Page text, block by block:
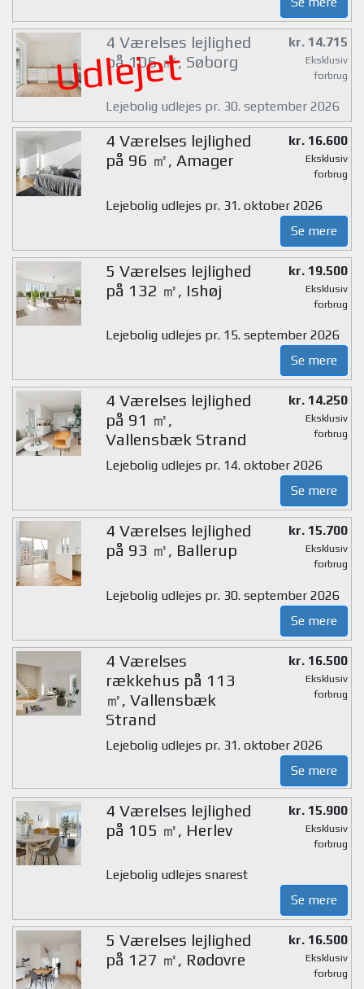
Udlejet
4 Værelses lejlighed
på 106 ㎡, Søborg
kr. 14.715
Eksklusiv
forbrug
Lejebolig udlejes pr. 30. september 2026
4 Værelses lejlighed
på 96 ㎡, Amager
kr. 16.600
Eksklusiv
forbrug
Lejebolig udlejes pr. 31. oktober 2026
Se mere
5 Værelses lejlighed
på 132 ㎡, Ishøj
kr. 19.500
Eksklusiv
forbrug
Lejebolig udlejes pr. 15. september 2026
Se mere
4 Værelses lejlighed
på 91 ㎡,
Vallensbæk Strand
kr. 14.250
Eksklusiv
forbrug
Lejebolig udlejes pr. 14. oktober 2026
Se mere
4 Værelses lejlighed
på 93 ㎡, Ballerup
kr. 15.700
Eksklusiv
forbrug
Lejebolig udlejes pr. 30. september 2026
Se mere
4 Værelses
rækkehus på 113
㎡, Vallensbæk
Strand
kr. 16.500
Eksklusiv
forbrug
Lejebolig udlejes pr. 31. oktober 2026
Se mere
4 Værelses lejlighed
på 105 ㎡, Herlev
kr. 15.900
Eksklusiv
forbrug
Lejebolig udlejes snarest
Se mere
5 Værelses lejlighed
på 127 ㎡, Rødovre
kr. 16.500
Eksklusiv
forbrug